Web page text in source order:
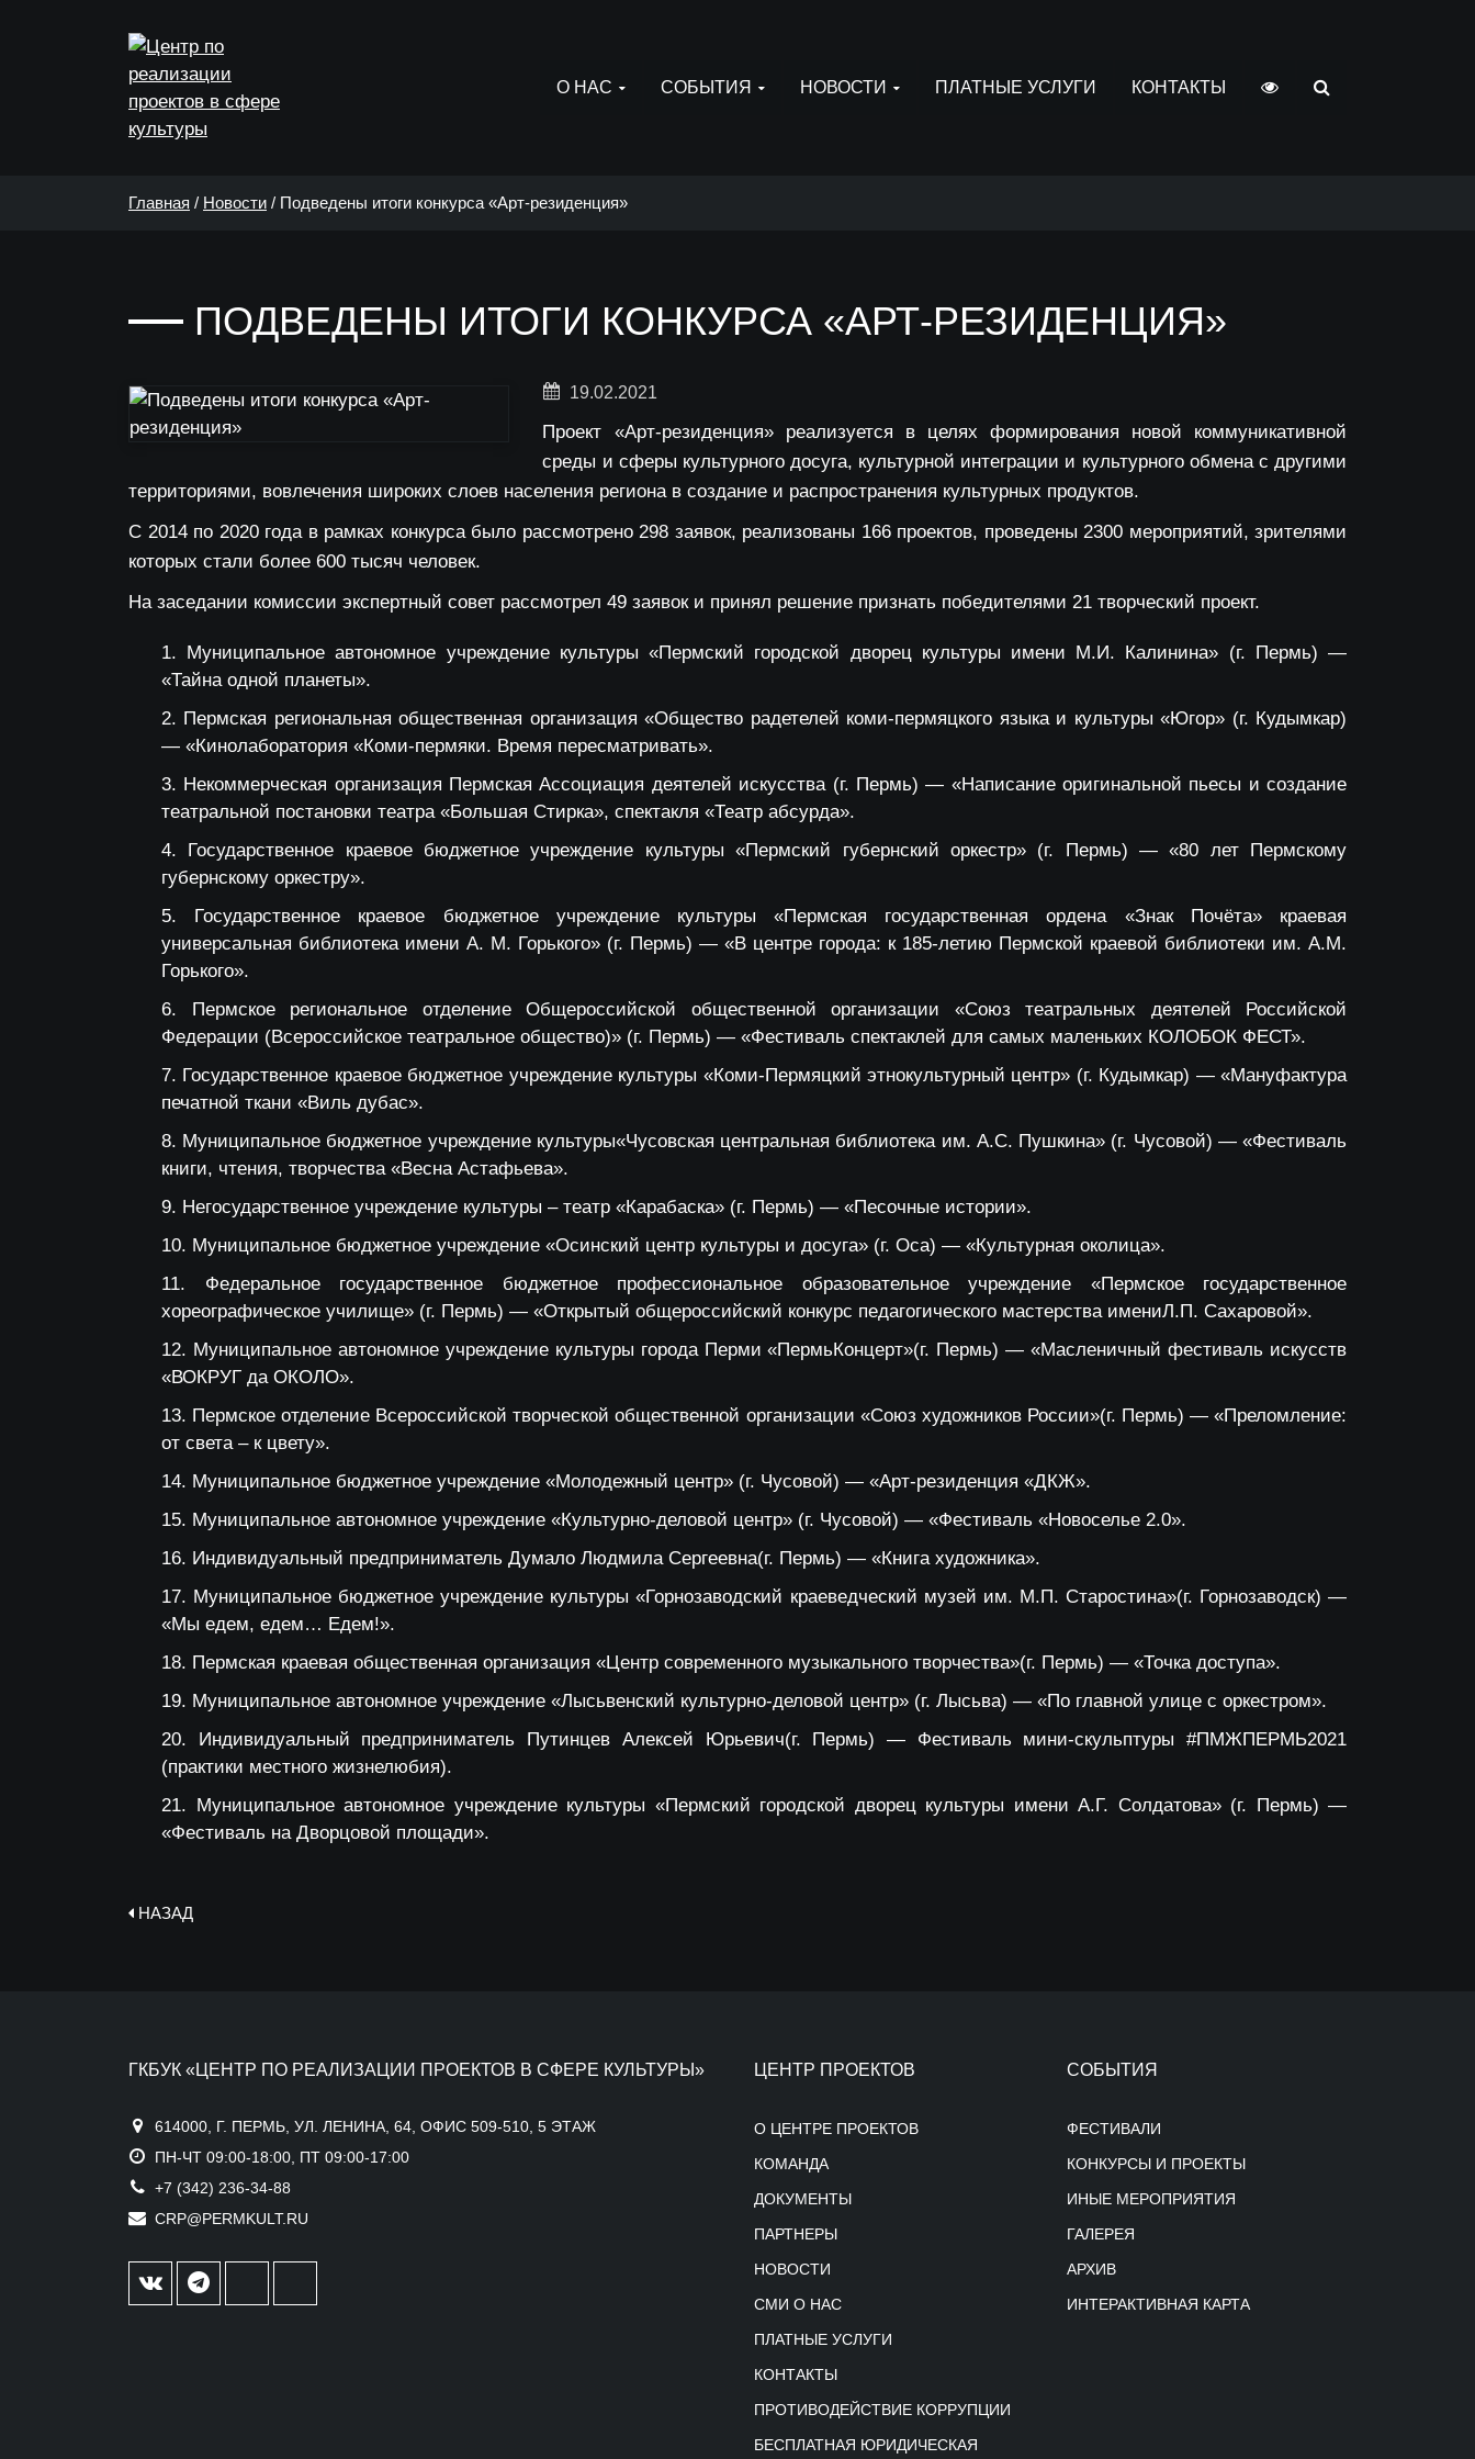
О НАС СОБЫТИЯ НОВОСТИ ПЛАТНЫЕ УСЛУГИ КОНТАКТЫ
Главная / Новости / Подведены итоги конкурса «Арт-резиденция»
ПОДВЕДЕНЫ ИТОГИ КОНКУРСА «АРТ-РЕЗИДЕНЦИЯ»
19.02.2021
Проект «Арт-резиденция» реализуется в целях формирования новой коммуникативной
среды и сферы культурного досуга, культурной интеграции и культурного обмена с другими
территориями, вовлечения широких слоев населения региона в создание и распространения культурных продуктов.
С 2014 по 2020 года в рамках конкурса было рассмотрено 298 заявок, реализованы 166 проектов, проведены 2300 мероприятий, зрителями
которых стали более 600 тысяч человек.
На заседании комиссии экспертный совет рассмотрел 49 заявок и принял решение признать победителями 21 творческий проект.
Муниципальное автономное учреждение культуры «Пермский городской дворец культуры имени М.И. Калинина» (г. Пермь) —
«Тайна одной планеты».
Пермская региональная общественная организация «Общество радетелей коми-пермяцкого языка и культуры «Югор» (г. Кудымкар)
— «Кинолаборатория «Коми-пермяки. Время пересматривать».
Некоммерческая организация Пермская Ассоциация деятелей искусства (г. Пермь) — «Написание оригинальной пьесы и создание
театральной постановки театра «Большая Стирка», спектакля «Театр абсурда».
Государственное краевое бюджетное учреждение культуры «Пермский губернский оркестр» (г. Пермь) — «80 лет Пермскому
губернскому оркестру».
Государственное краевое бюджетное учреждение культуры «Пермская государственная ордена «Знак Почёта» краевая
универсальная библиотека имени А. М. Горького» (г. Пермь) — «В центре города: к 185-летию Пермской краевой библиотеки им. А.М.
Горького».
Пермское региональное отделение Общероссийской общественной организации «Союз театральных деятелей Российской
Федерации (Всероссийское театральное общество)» (г. Пермь) — «Фестиваль спектаклей для самых маленьких КОЛОБОК ФЕСТ».
Государственное краевое бюджетное учреждение культуры «Коми-Пермяцкий этнокультурный центр» (г. Кудымкар) — «Мануфактура
печатной ткани «Виль дубас».
Муниципальное бюджетное учреждение культуры«Чусовская центральная библиотека им. А.С. Пушкина» (г. Чусовой) — «Фестиваль
книги, чтения, творчества «Весна Астафьева».
Негосударственное учреждение культуры – театр «Карабаска» (г. Пермь) — «Песочные истории».
Муниципальное бюджетное учреждение «Осинский центр культуры и досуга» (г. Оса) — «Культурная околица».
Федеральное государственное бюджетное профессиональное образовательное учреждение «Пермское государственное
хореографическое училище» (г. Пермь) — «Открытый общероссийский конкурс педагогического мастерства имениЛ.П. Сахаровой».
Муниципальное автономное учреждение культуры города Перми «ПермьКонцерт»(г. Пермь) — «Масленичный фестиваль искусств
«ВОКРУГ да ОКОЛО».
Пермское отделение Всероссийской творческой общественной организации «Союз художников России»(г. Пермь) — «Преломление:
от света – к цвету».
Муниципальное бюджетное учреждение «Молодежный центр» (г. Чусовой) — «Арт-резиденция «ДКЖ».
Муниципальное автономное учреждение «Культурно-деловой центр» (г. Чусовой) — «Фестиваль «Новоселье 2.0».
Индивидуальный предприниматель Думало Людмила Сергеевна(г. Пермь) — «Книга художника».
Муниципальное бюджетное учреждение культуры «Горнозаводский краеведческий музей им. М.П. Старостина»(г. Горнозаводск) —
«Мы едем, едем… Едем!».
Пермская краевая общественная организация «Центр современного музыкального творчества»(г. Пермь) — «Точка доступа».
Муниципальное автономное учреждение «Лысьвенский культурно-деловой центр» (г. Лысьва) — «По главной улице с оркестром».
Индивидуальный предприниматель Путинцев Алексей Юрьевич(г. Пермь) — Фестиваль мини-скульптуры #ПМЖПЕРМЬ2021
(практики местного жизнелюбия).
Муниципальное автономное учреждение культуры «Пермский городской дворец культуры имени А.Г. Солдатова» (г. Пермь) —
«Фестиваль на Дворцовой площади».
НАЗАД
ГКБУК «ЦЕНТР ПО РЕАЛИЗАЦИИ ПРОЕКТОВ В СФЕРЕ КУЛЬТУРЫ»
614000, Г. ПЕРМЬ, УЛ. ЛЕНИНА, 64, ОФИС 509-510, 5 ЭТАЖ
ПН-ЧТ 09:00-18:00, ПТ 09:00-17:00
+7 (342) 236-34-88
CRP@PERMKULT.RU
ЦЕНТР ПРОЕКТОВ
О ЦЕНТРЕ ПРОЕКТОВ
КОМАНДА
ДОКУМЕНТЫ
ПАРТНЕРЫ
НОВОСТИ
СМИ О НАС
ПЛАТНЫЕ УСЛУГИ
КОНТАКТЫ
ПРОТИВОДЕЙСТВИЕ КОРРУПЦИИ
БЕСПЛАТНАЯ ЮРИДИЧЕСКАЯ
СОБЫТИЯ
ФЕСТИВАЛИ
КОНКУРСЫ И ПРОЕКТЫ
ИНЫЕ МЕРОПРИЯТИЯ
ГАЛЕРЕЯ
АРХИВ
ИНТЕРАКТИВНАЯ КАРТА